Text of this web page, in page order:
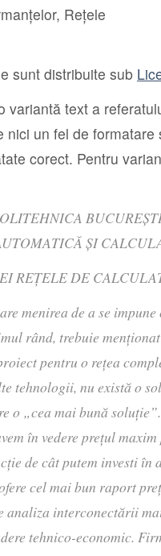
Reţele
sunt distribuite sub
variantă text a
nici un fel de formatare
corect. Pentru
ŞI
REŢELE DE
menirea de a se
rând, trebuie
pentru o reţea
tehnologii, nu există o
o „cea mai bună
în vedere preţul
de cât putem investi în
cel mai bun raport
analiza interconectării
tehnico-economic.